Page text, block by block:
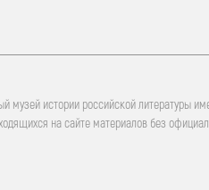
музей истории российской литературы
на сайте материалов без